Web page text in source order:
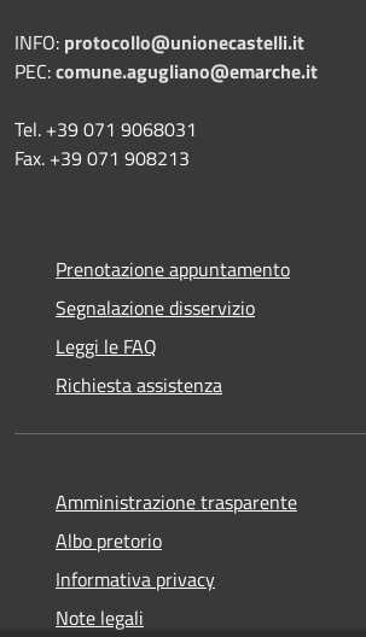
INFO: protocollo@unionecastelli.it
PEC:comune.agugliano@emarche.it
Tel. +39 071 9068031
Fax. +39 071 908213
Prenotazione appuntamento
Segnalazione disservizio
Leggi le FAQ
Richiesta assistenza
Amministrazione trasparente
Albo pretorio
Informativa privacy
Note legali